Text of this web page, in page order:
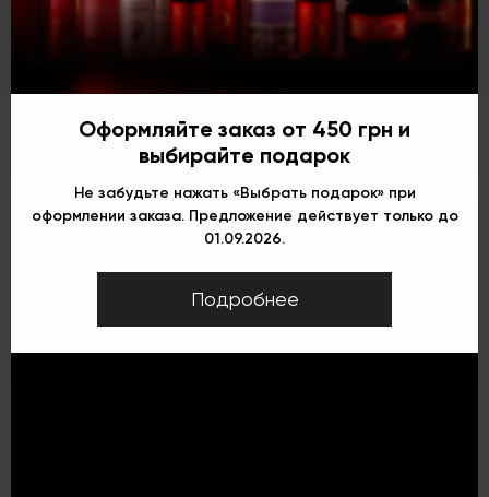
Оформляйте заказ от 450 грн и
выбирайте подарок
Не забудьте нажать «Выбрать подарок» при
оформлении заказа. Предложение действует только до
01.09.2026.
Подробнее